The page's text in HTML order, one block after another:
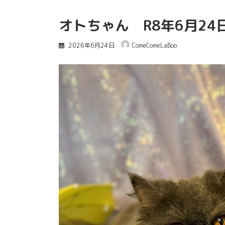
オトちゃん R8年6月
2026年6月24日 ComeComeLaBoo